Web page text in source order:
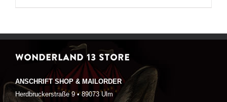
WONDERLAND 13 STORE
ANSCHRIFT SHOP & MAILORDER
Herdbruckerstraße 9 • 89073 Ulm